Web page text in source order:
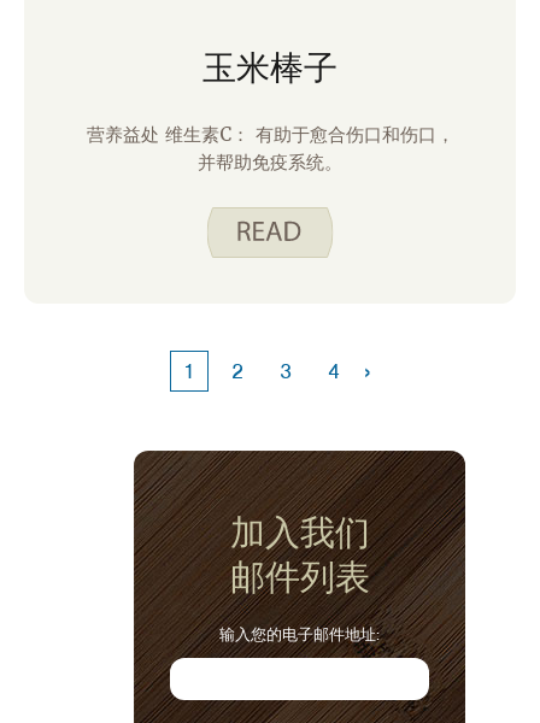
玉米棒子
营养益处 维生素C： 有助于愈合伤口和伤口，
并帮助免疫系统。
1 2 3 4 ›
加入我们
邮件列表
输入您的电子邮件地址: